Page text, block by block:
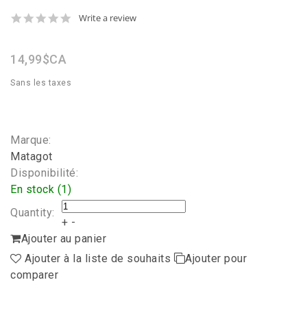
0.0
Write a review
14,99$CA
Sans les taxes
Marque:
Matagot
Disponibilité:
En stock (1)
Quantity:
+ -
Ajouter au panier
Ajouter à la liste de souhaits
Ajouter pour
comparer